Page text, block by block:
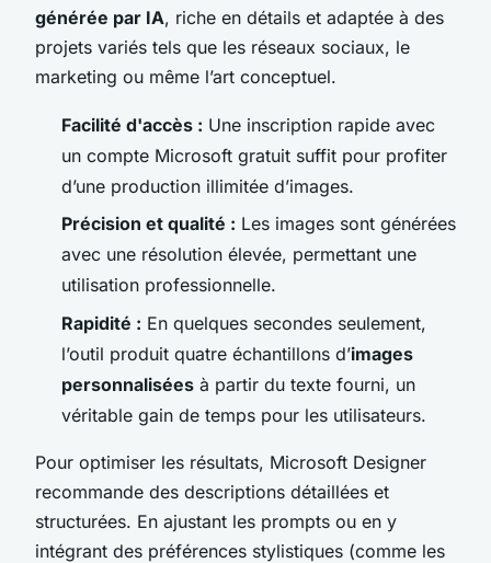
générée par IA, riche en détails et adaptée à des
projets variés tels que les réseaux sociaux, le
marketing ou même l’art conceptuel.
Facilité d'accès : Une inscription rapide avec
un compte Microsoft gratuit suffit pour profiter
d’une production illimitée d’images.
Précision et qualité : Les images sont générées
avec une résolution élevée, permettant une
utilisation professionnelle.
Rapidité : En quelques secondes seulement,
l’outil produit quatre échantillons d’images
personnalisées à partir du texte fourni, un
véritable gain de temps pour les utilisateurs.
Pour optimiser les résultats, Microsoft Designer
recommande des descriptions détaillées et
structurées. En ajustant les prompts ou en y
intégrant des préférences stylistiques (comme les